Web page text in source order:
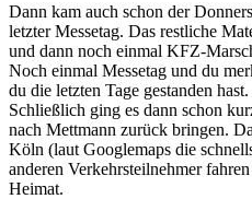
Dann kam auch schon der
letzter Messetag. Das restliche
und dann noch einmal KFZ-
Noch einmal Messetag und du
du die letzten Tage gestanden hast.
Schließlich ging es dann schon
nach Mettmann zurück bringen.
Köln (laut Googlemaps die
anderen Verkehrsteilnehmer
Heimat.